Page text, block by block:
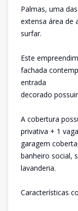
Palmas, uma
extensa área de
surfar.
Este
fachada
entrada
decorado
A cobertura
privativa + 1
garagem
banheiro social,
lavanderia.
Características